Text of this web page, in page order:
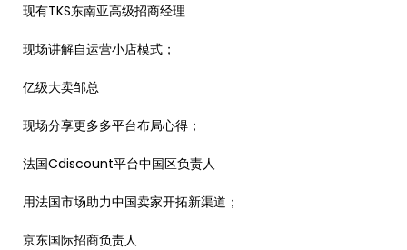
现有TKS东南亚高级招商经理
现场讲解自运营小店模式；
亿级大卖邹总
现场分享更多多平台布局心得；
法国Cdiscount平台中国区负责人
用法国市场助力中国卖家开拓新渠道；
京东国际招商负责人